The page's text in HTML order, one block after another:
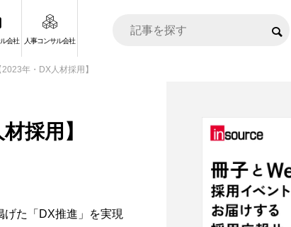
会社 人事コンサル会社
年・DX人材採用】
採用】
げた「DX推進」を実現